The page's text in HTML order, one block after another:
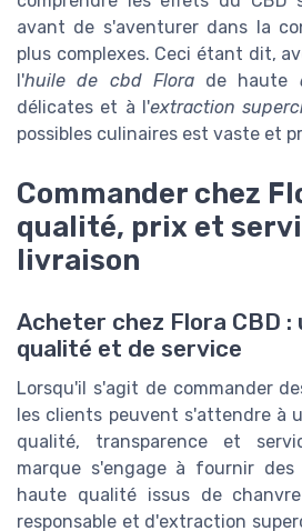
avant de s'aventurer dans la
plus complexes. Ceci étant dit,
l'huile de cbd Florade haute
délicates et à l'extraction
possibles culinaires est vaste et
Commander chez
qualité, prix et
livraison
Acheter chez Flora CBD :
qualité et de service
Lorsqu'il s'agit de commander
les clients peuvent s'attendre à
qualité, transparence et
marque s'engage à fournir
haute qualité issus de
responsable et d'extraction